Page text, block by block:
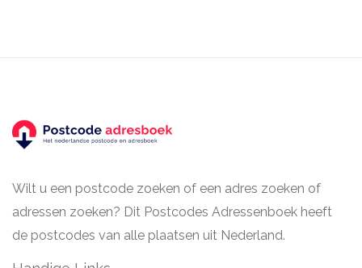
Wilt u een postcode zoeken of een adres zoeken of
adressen zoeken? Dit Postcodes Adressenboek heeft
de postcodes van alle plaatsen uit Nederland.